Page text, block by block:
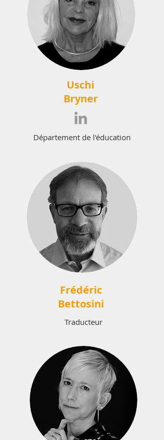
Uschi
Bryner
Département de l'éducation
Frédéric
Bettosini
Traducteur